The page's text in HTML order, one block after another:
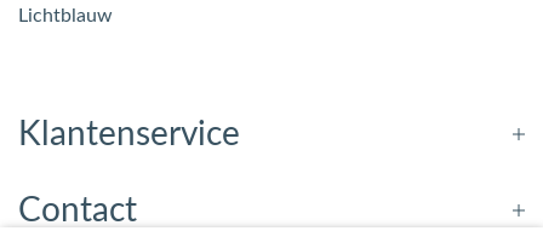
Lichtblauw
Klantenservice
Contact